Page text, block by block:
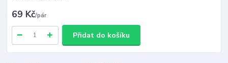
69 Kč/pár
Přidat do košíku